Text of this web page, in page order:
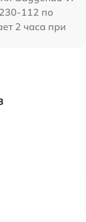
112 по
2 часа при